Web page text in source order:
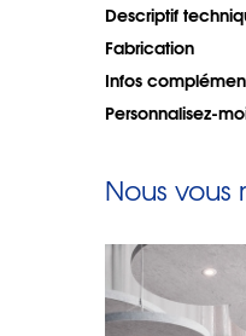
Descriptif
Fabrication
Infos
Personnalisez-
Nous